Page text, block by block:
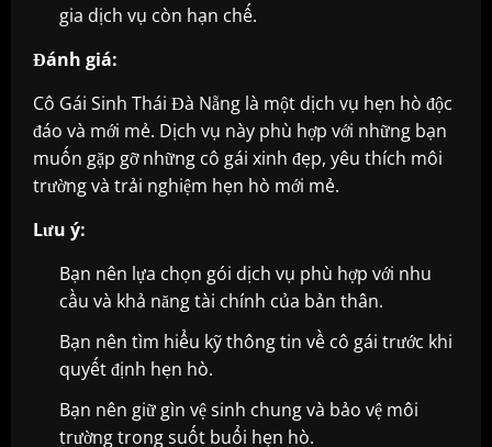
gia dịch vụ còn hạn chế.
Đánh giá:
Cô Gái Sinh Thái Đà Nẵng là một dịch vụ hẹn hò độc
đáo và mới mẻ. Dịch vụ này phù hợp với những bạn
muốn gặp gỡ những cô gái xinh đẹp, yêu thích môi
trường và trải nghiệm hẹn hò mới mẻ.
Lưu ý:
Bạn nên lựa chọn gói dịch vụ phù hợp với nhu
cầu và khả năng tài chính của bản thân.
Bạn nên tìm hiểu kỹ thông tin về cô gái trước khi
quyết định hẹn hò.
Bạn nên giữ gìn vệ sinh chung và bảo vệ môi
trường trong suốt buổi hẹn hò.